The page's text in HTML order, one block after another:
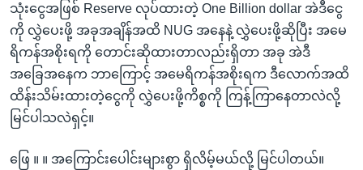
သုံး‌ငွေအဖြစ် Reserve လုပ်ထားတဲ့ One Billion dollar အဲဒီ‌ငွေ
ကို လွှဲ‌ပေးဖို့ အခုအချိန်အထိ NUG အ‌နေနဲ့ လွှဲ‌ပေးဖို့ဆိုပြီး အမေ
ရိကန်အစိုးရကို တောင်းဆိုထားတာလည်းရှိတာ အခု အဲဒီ
အခြေအနေက ဘာကြောင့် အမေရိကန်အစိုးရက ဒီလောက်အထိ
ထိန်းသိမ်းထားတဲ့‌‌ငွေကို လွှဲ‌ပေးဖို့ကိစ္စကို ကြန့်ကြာနေတာလဲလို့
မြင်ပါသလဲရှင့်။
ဖြေ ။ ။ အကြောင်း‌ပေါင်းများစွာ ရှိလိမ့်မယ်လို့ မြင်ပါတယ်။